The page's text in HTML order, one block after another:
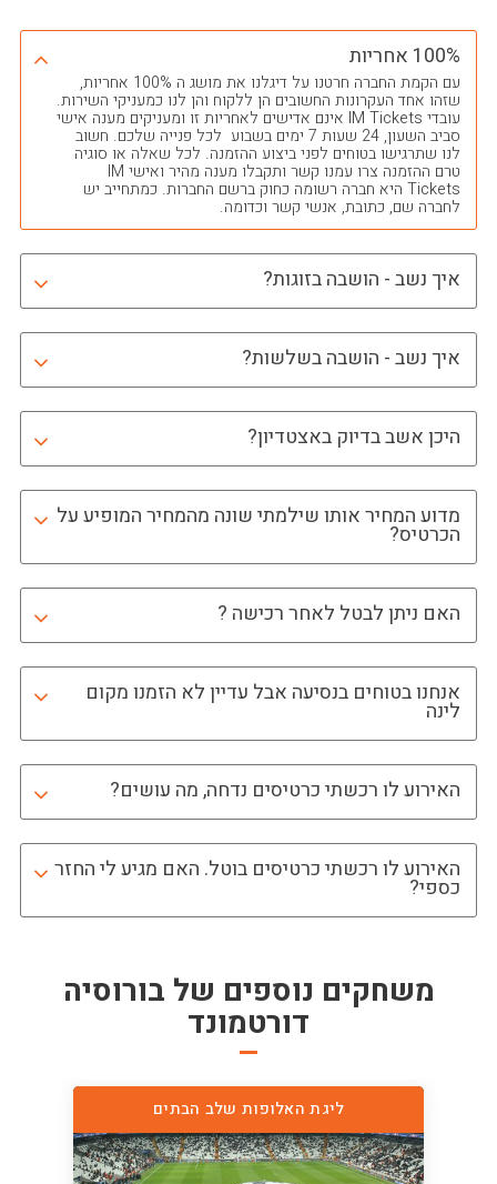
100% אחריות
עם הקמת החברה חרטנו על דיגלנו את מושג ה 100% אחריות,
שזהו אחד העקרונות החשובים הן ללקוח והן לנו כמעניקי השירות.
עובדי IM Tickets אינם אדישים לאחריות זו ומעניקים מענה אישי
סביב השעון, 24 שעות 7 ימים בשבוע לכל פנייה שלכם. חשוב
לנו שתרגישו בטוחים לפני ביצוע ההזמנה. לכל שאלה או סוגיה
טרם ההזמנה צרו עמנו קשר ותקבלו מענה מהיר ואישי IM
Tickets היא חברה רשומה כחוק ברשם החברות. כמתחייב יש
לחברה שם, כתובת, אנשי קשר וכדומה.
איך נשב - הושבה בזוגות?
איך נשב - הושבה בשלשות?
היכן אשב בדיוק באצטדיון?
מדוע המחיר אותו שילמתי שונה מהמחיר המופיע על
הכרטיס?
האם ניתן לבטל לאחר רכישה ?
אנחנו בטוחים בנסיעה אבל עדיין לא הזמנו מקום
לינה
האירוע לו רכשתי כרטיסים נדחה, מה עושים?
האירוע לו רכשתי כרטיסים בוטל. האם מגיע לי החזר
כספי?
משחקים נוספים של בורוסיה
דורטמונד
ליגת האלופות שלב הבתים